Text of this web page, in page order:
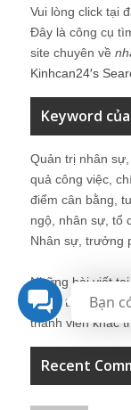
Vui lòng click tại
Đây là công cụ
site chuyên về
Kinhcan24′s
Keyword
Quản trị nhân
quả công việc,
điểm cân bằng,
ngộ, nhân sự, tổ
Nhân sự, trưởng
Những bài viết
Quản trị Nhân
thành viên khác
Recent
Bạn